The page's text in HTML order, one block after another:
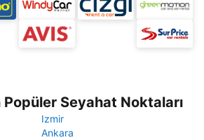
Popüler Seyahat Noktaları
Izmir
Ankara